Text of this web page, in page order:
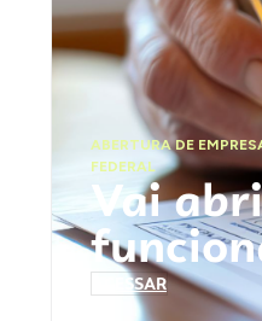
ABERTURA DE
FEDERAL
Vai
ACESSAR